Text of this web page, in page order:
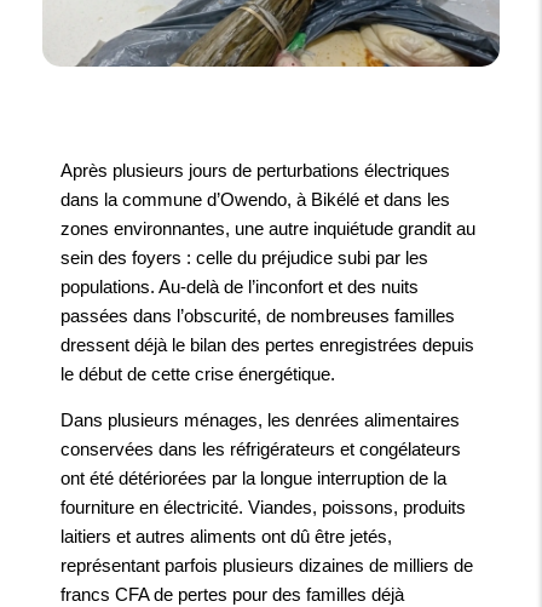
Après plusieurs jours de perturbations électriques
dans la commune d’Owendo, à Bikélé et dans les
zones environnantes, une autre inquiétude grandit au
sein des foyers : celle du préjudice subi par les
populations. Au-delà de l’inconfort et des nuits
passées dans l’obscurité, de nombreuses familles
dressent déjà le bilan des pertes enregistrées depuis
le début de cette crise énergétique.
Dans plusieurs ménages, les denrées alimentaires
conservées dans les réfrigérateurs et congélateurs
ont été détériorées par la longue interruption de la
fourniture en électricité. Viandes, poissons, produits
laitiers et autres aliments ont dû être jetés,
représentant parfois plusieurs dizaines de milliers de
francs CFA de pertes pour des familles déjà